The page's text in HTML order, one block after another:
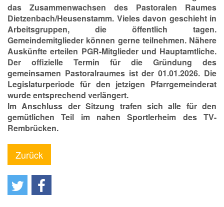
das Zusammenwachsen des Pastoralen Raumes
Dietzenbach/Heusenstamm. Vieles davon geschieht in
Arbeitsgruppen, die öffentlich tagen.
Gemeindemitglieder können gerne teilnehmen. Nähere
Auskünfte erteilen PGR-Mitglieder und Hauptamtliche.
Der offizielle Termin für die Gründung des
gemeinsamen Pastoralraumes ist der 01.01.2026. Die
Legislaturperiode für den jetzigen Pfarrgemeinderat
wurde entsprechend verlängert.
Im Anschluss der Sitzung trafen sich alle für den
gemütlichen Teil im nahen Sportlerheim des TV-
Rembrücken.
Zurück